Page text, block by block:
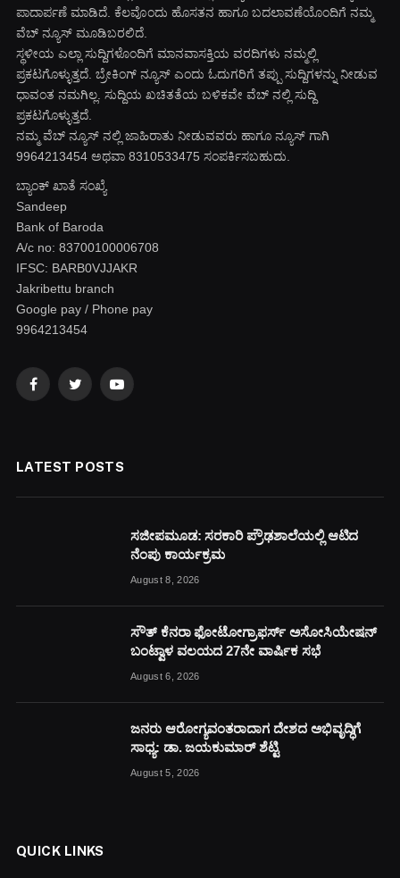
ಪಾದಾರ್ಪಣೆ ಮಾಡಿದೆ. ಕೆಲವೊಂದು ಹೊಸತನ ಹಾಗೂ ಬದಲಾವಣೆಯೊಂದಿಗೆ ನಮ್ಮ
ವೆಬ್ ನ್ಯೂಸ್ ಮೂಡಿಬರಲಿದೆ.
ಸ್ಥಳೀಯ ಎಲ್ಲಾ ಸುದ್ದಿಗಳೊಂದಿಗೆ ಮಾನವಾಸಕ್ತಿಯ ವರದಿಗಳು ನಮ್ಮಲ್ಲಿ
ಪ್ರಕಟಗೊಳ್ಳುತ್ತದೆ. ಬ್ರೇಕಿಂಗ್ ನ್ಯೂಸ್ ಎಂದು ಓದುಗರಿಗೆ ತಪ್ಪು ಸುದ್ದಿಗಳನ್ನು ನೀಡುವ
ಧಾವಂತ ನಮಗಿಲ್ಲ. ಸುದ್ದಿಯ ಖಚಿತತೆಯ ಬಳಿಕವೇ ವೆಬ್ ನಲ್ಲಿ ಸುದ್ದಿ
ಪ್ರಕಟಗೊಳ್ಳುತ್ತದೆ.
ನಮ್ಮ ವೆಬ್ ನ್ಯೂಸ್ ನಲ್ಲಿ ಜಾಹಿರಾತು ನೀಡುವವರು ಹಾಗೂ ನ್ಯೂಸ್ ಗಾಗಿ
9964213454 ಅಥವಾ 8310533475 ಸಂಪರ್ಕಿಸಬಹುದು.
ಬ್ಯಾಂಕ್ ಖಾತೆ ಸಂಖ್ಯೆ
Sandeep
Bank of Baroda
A/c no: 83700100006708
IFSC: BARB0VJJAKR
Jakribettu branch
Google pay / Phone pay
9964213454
FacebookTwitter YouTube
LATEST POSTS
ಸಜೀಪಮೂಡ: ಸರಕಾರಿ ಪ್ರೌಢಶಾಲೆಯಲ್ಲಿ ಆಟಿದ
ನೆಂಪು ಕಾರ್ಯಕ್ರಮ
August 8, 2026
ಸೌತ್ ಕೆನರಾ ಫೋಟೋಗ್ರಾಫರ್ಸ್ ಅಸೋಸಿಯೇಷನ್
ಬಂಟ್ವಾಳ ವಲಯದ 27ನೇ ವಾರ್ಷಿಕ ಸಭೆ
August 6, 2026
ಜನರು ಆರೋಗ್ಯವಂತರಾದಾಗ ದೇಶದ ಅಭಿವೃದ್ಧಿಗೆ
ಸಾಧ್ಯ: ಡಾ. ಜಯಕುಮಾರ್ ಶೆಟ್ಟಿ
August 5, 2026
QUICK LINKS